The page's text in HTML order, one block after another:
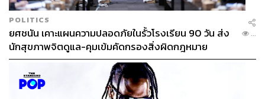
THE STANDARD TEAM
ABOUT THE PHOTOGRAPHER
ฐานิส สุดโต
บรรณาธิการภาพ ประจำสำนักข่าว THE
STANDARD
POLITICS
ยศชนัน เคาะแผนความปลอดภัยในรั้วโรงเรียน 90 วัน ส่ง
นักสุขภาพจิตดูแล-คุมเข้มคัดกรองสิ่งผิดกฎหมาย
...